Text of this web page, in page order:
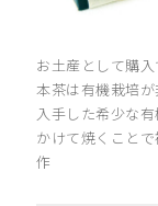
お土産として購
本茶は有機栽培
入手した希少な
かけて焼くこと
作